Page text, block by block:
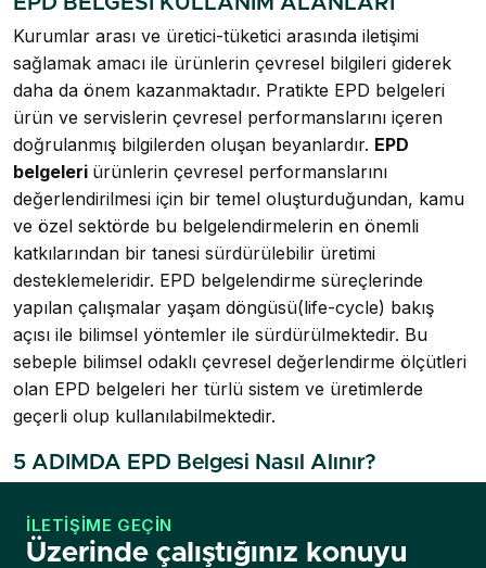
Kurumlar arası ve üretici-tüketici arasında iletişimi
sağlamak amacı ile ürünlerin çevresel bilgileri giderek
daha da önem kazanmaktadır. Pratikte EPD belgeleri
ürün ve servislerin çevresel performanslarını içeren
doğrulanmış bilgilerden oluşan beyanlardır. EPD
belgeleri ürünlerin çevresel performanslarını
değerlendirilmesi için bir temel oluşturduğundan, kamu
ve özel sektörde bu belgelendirmelerin en önemli
katkılarından bir tanesi sürdürülebilir üretimi
desteklemeleridir. EPD belgelendirme süreçlerinde
yapılan çalışmalar yaşam döngüsü(life-cycle) bakış
açısı ile bilimsel yöntemler ile sürdürülmektedir. Bu
sebeple bilimsel odaklı çevresel değerlendirme ölçütleri
olan EPD belgeleri her türlü sistem ve üretimlerde
geçerli olup kullanılabilmektedir.
5 ADIMDA EPD Belgesi Nasıl Alınır?
İLETIŞIME GEÇIN
Üzerinde çalıştığınız konuyu